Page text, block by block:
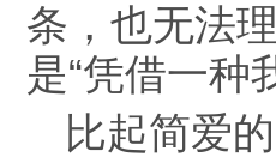
条，也无法
是“凭借一种
比起简爱